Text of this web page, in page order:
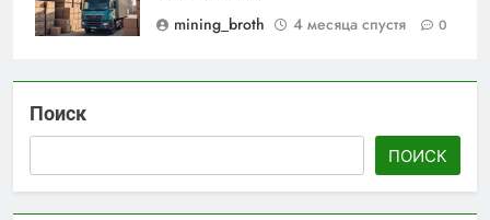
mining_broth
4 месяца спустя 0
Поиск
ПОИСК